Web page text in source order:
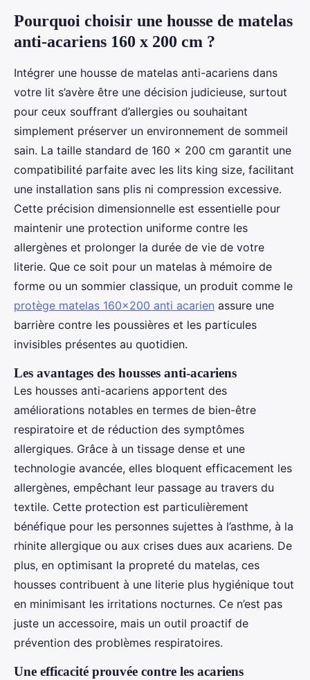
Pourquoi choisir une housse de matelas
anti-acariens 160 x 200 cm ?
Intégrer une housse de matelas anti-acariens dans
votre lit s’avère être une décision judicieuse, surtout
pour ceux souffrant d’allergies ou souhaitant
simplement préserver un environnement de sommeil
sain. La taille standard de 160 x 200 cm garantit une
compatibilité parfaite avec les lits king size, facilitant
une installation sans plis ni compression excessive.
Cette précision dimensionnelle est essentielle pour
maintenir une protection uniforme contre les
allergènes et prolonger la durée de vie de votre
literie. Que ce soit pour un matelas à mémoire de
forme ou un sommier classique, un produit comme le
protège matelas 160x200 anti acarien assure une
barrière contre les poussières et les particules
invisibles présentes au quotidien.
Les avantages des housses anti-acariens
Les housses anti-acariens apportent des
améliorations notables en termes de bien-être
respiratoire et de réduction des symptômes
allergiques. Grâce à un tissage dense et une
technologie avancée, elles bloquent efficacement les
allergènes, empêchant leur passage au travers du
textile. Cette protection est particulièrement
bénéfique pour les personnes sujettes à l’asthme, à la
rhinite allergique ou aux crises dues aux acariens. De
plus, en optimisant la propreté du matelas, ces
housses contribuent à une literie plus hygiénique tout
en minimisant les irritations nocturnes. Ce n’est pas
juste un accessoire, mais un outil proactif de
prévention des problèmes respiratoires.
Une efficacité prouvée contre les acariens